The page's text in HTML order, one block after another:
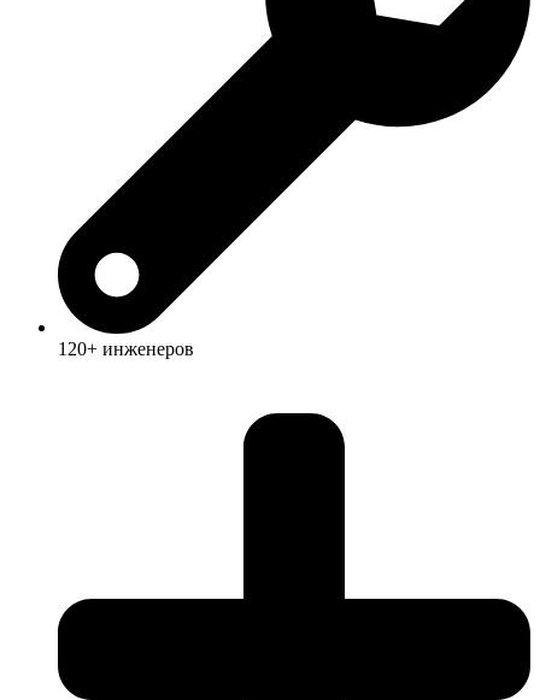
120+ инженеров